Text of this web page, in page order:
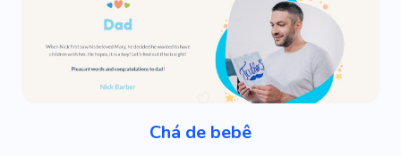
Chá de bebê